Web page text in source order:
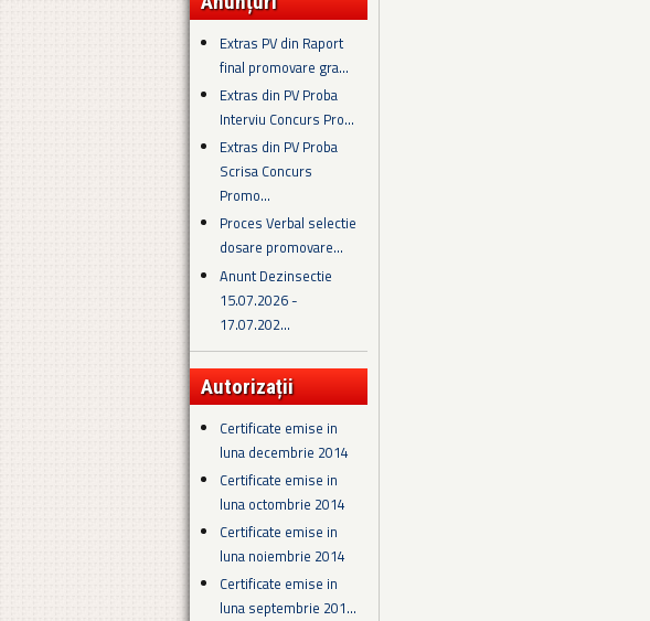
Extras PV din Raport
final promovare gra...
Extras din PV Proba
Interviu Concurs Pro...
Extras din PV Proba
Scrisa Concurs
Promo...
Proces Verbal selectie
dosare promovare...
Anunt Dezinsectie
15.07.2026 -
17.07.202...
Autorizații
Certificate emise in
luna decembrie 2014
Certificate emise in
luna octombrie 2014
Certificate emise in
luna noiembrie 2014
Certificate emise in
luna septembrie 201...